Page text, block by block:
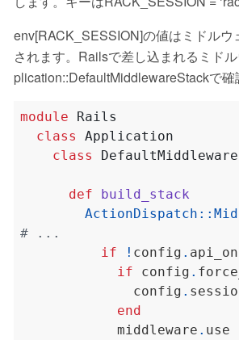
env[RACK_SESSION]の値はミドルウ
されます。Railsで差し込まれるミド
plication::DefaultMiddlewareStackで確
module
Rails
class
Application
class
def
build_stack
ActionDispatch ::
# ...
if
! config .
if config .
              config
.
end
            middleware
. use